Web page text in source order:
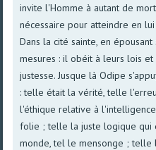
invite l'Homme à autant de
nécessaire pour atteindre en
Dans la cité sainte, en
mesures : il obéit à leurs lois
justesse. Jusque là Odipe
: telle était la vérité, telle
l'éthique relative à
folie ; telle la juste logique qui
monde, tel le mensonge ;